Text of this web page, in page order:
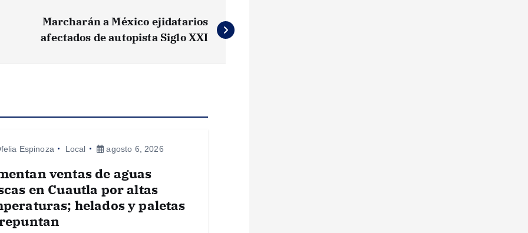
Marcharán a México ejidatarios
afectados de autopista Siglo XXI
Espinoza Local agosto 6, 2026
ventas de aguas
en Cuautla por altas
helados y paletas